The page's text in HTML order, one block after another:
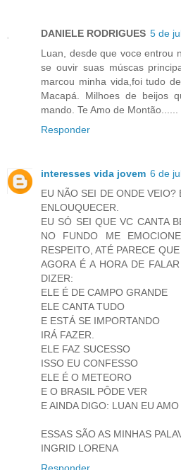
DANIELE RODRIGUES 5 de
Luan, desde que voce entrou
se ouvir suas múscas
marcou minha vida,foi tudo
Macapá. Milhoes de beijos
mando. Te Amo de Montão......
Responder
interesses vida jovem 6 de
EU NÃO SEI DE ONDE
ENLOUQUECER.
EU SÓ SEI QUE VC CANTA
NO FUNDO ME
RESPEITO, ATÉ PARECE
AGORA É A HORA DE
DIZER:
ELE É DE CAMPO GRANDE
ELE CANTA TUDO
E ESTÁ SE IMPORTANDO
IRÁ FAZER.
ELE FAZ SUCESSO
ISSO EU CONFESSO
ELE É O METEORO
E O BRASIL PÔDE VER
E AINDA DIGO: LUAN EU AMO
ESSAS SÃO AS MINHAS
INGRID LORENA